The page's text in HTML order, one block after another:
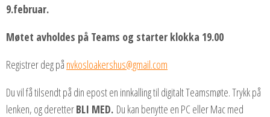
9.februar.
Møtet avholdes på Teams og starter klokka 19.00
Registrer deg på nvkosloakershus@gmail.com
Du vil få tilsendt på din epost en innkalling til digitalt Teamsmøte. Trykk på
lenken, og deretterBLI MED. Du kan benytte en PC eller Mac med